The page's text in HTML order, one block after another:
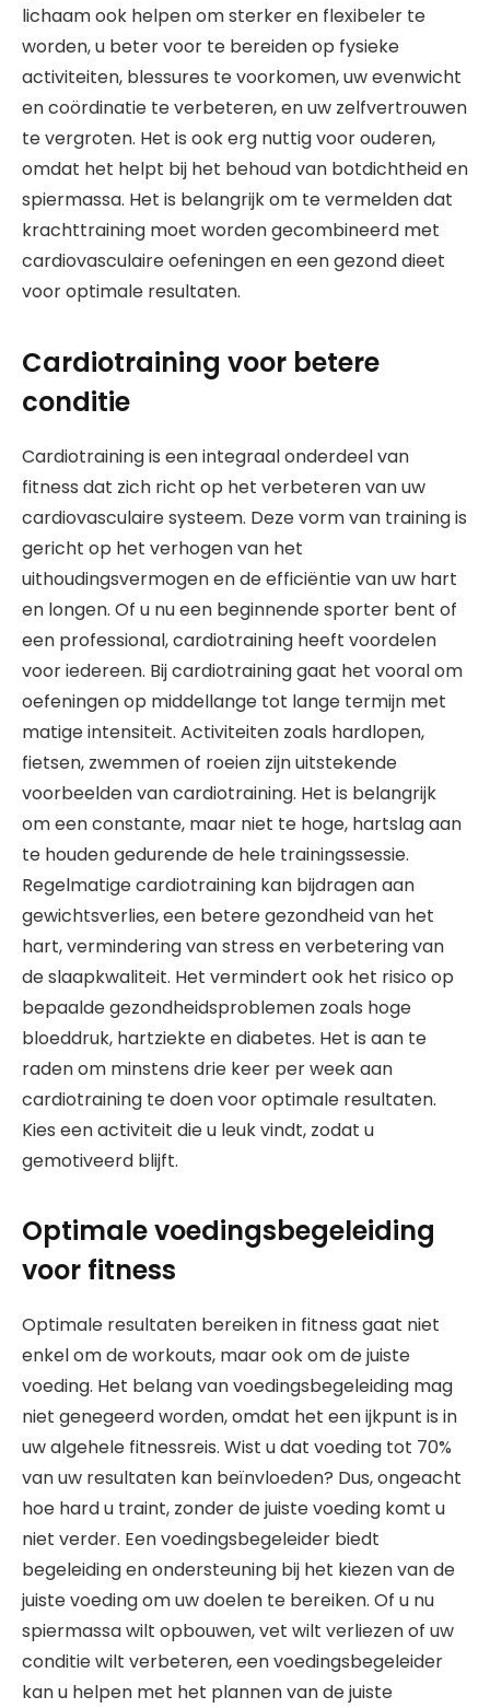
lichaam ook helpen om sterker en flexibeler te
worden, u beter voor te bereiden op fysieke
activiteiten, blessures te voorkomen, uw evenwicht
en coördinatie te verbeteren, en uw zelfvertrouwen
te vergroten. Het is ook erg nuttig voor ouderen,
omdat het helpt bij het behoud van botdichtheid en
spiermassa. Het is belangrijk om te vermelden dat
krachttraining moet worden gecombineerd met
cardiovasculaire oefeningen en een gezond dieet
voor optimale resultaten.
Cardiotraining voor betere
conditie
Cardiotraining is een integraal onderdeel van
fitness dat zich richt op het verbeteren van uw
cardiovasculaire systeem. Deze vorm van training is
gericht op het verhogen van het
uithoudingsvermogen en de efficiëntie van uw hart
en longen. Of u nu een beginnende sporter bent of
een professional, cardiotraining heeft voordelen
voor iedereen. Bij cardiotraining gaat het vooral om
oefeningen op middellange tot lange termijn met
matige intensiteit. Activiteiten zoals hardlopen,
fietsen, zwemmen of roeien zijn uitstekende
voorbeelden van cardiotraining. Het is belangrijk
om een constante, maar niet te hoge, hartslag aan
te houden gedurende de hele trainingssessie.
Regelmatige cardiotraining kan bijdragen aan
gewichtsverlies, een betere gezondheid van het
hart, vermindering van stress en verbetering van
de slaapkwaliteit. Het vermindert ook het risico op
bepaalde gezondheidsproblemen zoals hoge
bloeddruk, hartziekte en diabetes. Het is aan te
raden om minstens drie keer per week aan
cardiotraining te doen voor optimale resultaten.
Kies een activiteit die u leuk vindt, zodat u
gemotiveerd blijft.
Optimale voedingsbegeleiding
voor fitness
Optimale resultaten bereiken in fitness gaat niet
enkel om de workouts, maar ook om de juiste
voeding. Het belang van voedingsbegeleiding mag
niet genegeerd worden, omdat het een ijkpunt is in
uw algehele fitnessreis. Wist u dat voeding tot 70%
van uw resultaten kan beïnvloeden? Dus, ongeacht
hoe hard u traint, zonder de juiste voeding komt u
niet verder. Een voedingsbegeleider biedt
begeleiding en ondersteuning bij het kiezen van de
juiste voeding om uw doelen te bereiken. Of u nu
spiermassa wilt opbouwen, vet wilt verliezen of uw
conditie wilt verbeteren, een voedingsbegeleider
kan u helpen met het plannen van de juiste